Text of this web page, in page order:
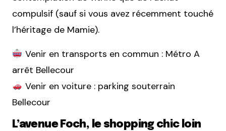
compulsif (sauf si vous avez récemment touché
l’héritage de Mamie).
Venir en transports en commun : Métro A
arrêt Bellecour
Venir en voiture : parking souterrain
Bellecour
L’avenue Foch, le shopping chic loin